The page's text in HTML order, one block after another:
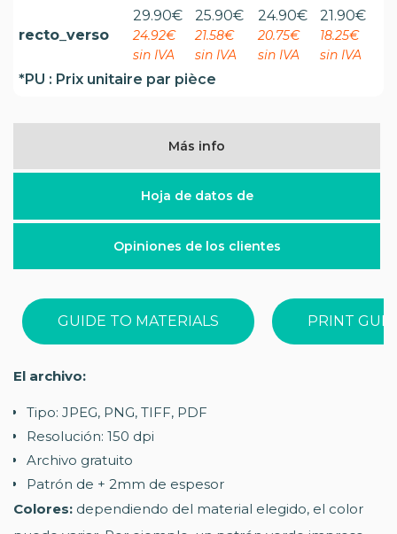
recto_verso
29.90€
24.92€
sin IVA
25.90€
21.58€
sin IVA
24.90€
20.75€
sin IVA
21.90€
18.25€
sin IVA
*PU : Prix unitaire par pièce
Más info
Hoja de datos de
Opiniones de los clientes
GUIDE TO MATERIALS PRINT
El archivo:
Tipo: JPEG, PNG, TIFF, PDF
Resolución: 150 dpi
Archivo gratuito
Patrón de + 2mm de espesor
Colores: dependiendo del material elegido, el color